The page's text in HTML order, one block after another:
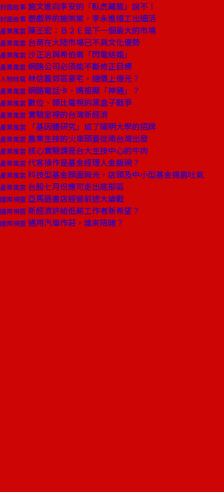
封面故事 施文進向李安的「臥虎藏龍」說不！
封面故事 遊戲界的施崇棠，李永進慢工出細活
產業風雲 陳丕宏：Ｂ２Ｅ是下一個最大的市場
產業風雲 台商在大陸市場已不具文化優勢
產業風雲 沙正治與希伯崙「閃電結婚」
產業風雲 網路公司必須能不斷修正目標
人物特寫 林信義郊區豪宅，總價上億元？
產業風雲 網路電話卡，媽祖顯「神通」？
產業風雲 數位、類比電視的黑盒子戰爭
產業風雲 實驗室裡的台灣新經濟
產業風雲 「基因體研究」成了陽明大學的招牌
產業風雲 農業生技的火車頭要從南台灣出發
產業風雲 核心實驗課是台大生技中心的牛肉
產業風雲 代客操作是基金經理人金飯碗？
產業風雲 科技型基金顏面無光，店頭及中小型基金揚眉吐氣
產業風雲 台股七月份應可走出底部區
國際視窗 亞馬遜書店經營前途大論戰
國際視窗 新經濟許給低薪工作者新希望？
國際視窗 通用汽車作莊，誰來陪賭？